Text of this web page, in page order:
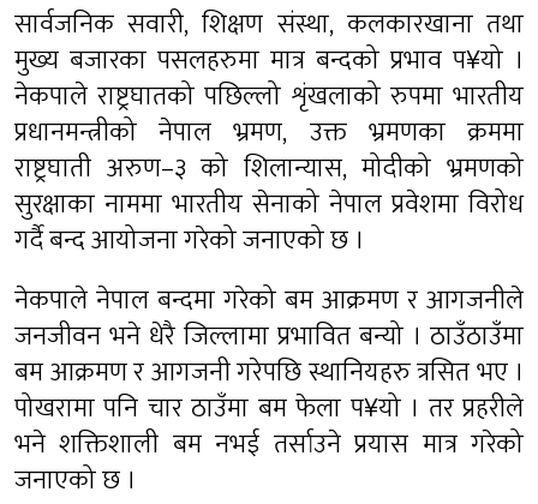
सार्वजनिक सवारी, शिक्षण संस्था, कलकारखाना तथा
मुख्य बजारका पसलहरुमा मात्र बन्दको प्रभाव प¥यो ।
नेकपाले राष्ट्रघातको पछिल्लो शृंखलाको रुपमा भारतीय
प्रधानमन्त्रीको नेपाल भ्रमण, उक्त भ्रमणका क्रममा
राष्ट्रघाती अरुण–३ को शिलान्यास, मोदीको भ्रमणको
सुरक्षाका नाममा भारतीय सेनाको नेपाल प्रवेशमा विरोध
गर्दै बन्द आयोजना गरेको जनाएको छ ।
नेकपाले नेपाल बन्दमा गरेको बम आक्रमण र आगजनीले
जनजीवन भने धेरै जिल्लामा प्रभावित बन्यो । ठाउँठाउँमा
बम आक्रमण र आगजनी गरेपछि स्थानियहरु त्रसित भए ।
पोखरामा पनि चार ठाउँमा बम फेला प¥यो । तर प्रहरीले
भने शक्तिशाली बम नभई तर्साउने प्रयास मात्र गरेको
जनाएको छ ।